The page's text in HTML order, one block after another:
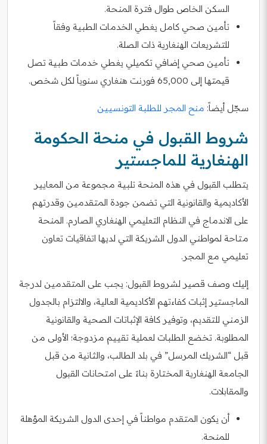
السكن الخاص طوال فترة المنحة.
تأمين صحي كامل يغطي الخدمات الطبية وفقاً
للتشريعات الهنغارية ذات الصلة.
تأمين صحي إضافي تكميلي يغطي خدمات طبية تصل
قيمتها إلى 65,000 فورنت هنغاري سنوياً لكل شخص.
سجّل أيضاً: منح المجر للطلبة التونسيين
شروط القبول في منحة الحكومة
الهنغارية للماجستير
يتطلب القبول في هذه المنحة تلبية مجموعة من المعايير
الأكاديمية والقانونية التي تضمن جودة المتقدمين وقدرتهم
على الاندماج في النظام التعليمي الهنغاري الصارم. المنحة
متاحة لمواطني الدول الشريكة التي لديها اتفاقيات تعاون
تعليمي مع المجر.
إليك وصف قصير لشروط القبول: يجب على المتقدمين لدرجة
الماجستير إثبات كفاءتهم الأكاديمية العالية، والالتزام بالجدول
الزمني للتقديم، وتوفير كافة الإثباتات الصحية والقانونية
المطلوبة. تخضع الطلبات لعملية تقييم مزدوجة؛ الأولى من
قبل “الشريك المرسل” في بلد الطالب، والثانية من قبل
الجامعة الهنغارية المختارة بناءً على امتحانات القبول
والمقابلات.
أن يكون المتقدم مواطناً في إحدى الدول الشريكة المؤهلة
للمنحة.